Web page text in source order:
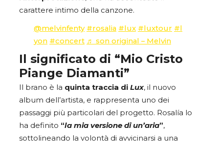
carattere intimo della canzone.
@melvinfenty #rosalia #lux #luxtour #l
yon #concert ♬ son original – Melvin
Il significato di “Mio Cristo
Piange Diamanti”
Il brano è la quinta traccia di Lux, il nuovo
album dell’artista, e rappresenta uno dei
passaggi più particolari del progetto. Rosalía lo
ha definito “la mia versione di un’aria”,
sottolineando la volontà di avvicinarsi a una